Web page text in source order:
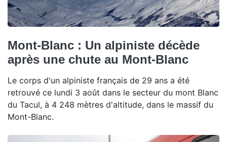
Mont-Blanc : Un alpiniste décède
après une chute au Mont-Blanc
Le corps d'un alpiniste français de 29 ans a été
retrouvé ce lundi 3 août dans le secteur du mont Blanc
du Tacul, à 4 248 mètres d'altitude, dans le massif du
Mont-Blanc.